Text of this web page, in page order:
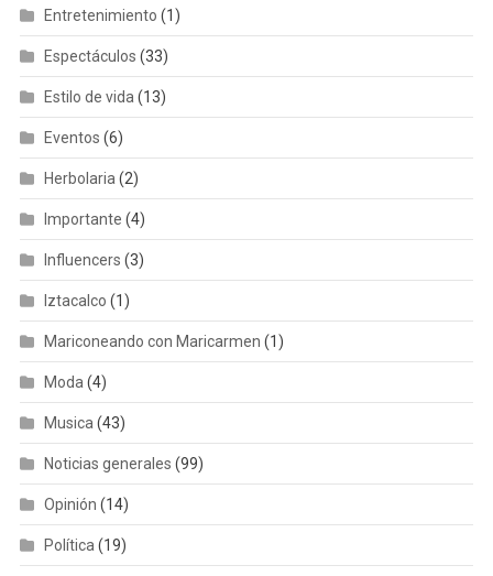
Entretenimiento (1)
Espectáculos (33)
Estilo de vida(13)
Eventos (6)
Herbolaria(2)
Importante (4)
Influencers (3)
Iztacalco (1)
Mariconeando con Maricarmen (1)
Moda(4)
Musica(43)
Noticias generales (99)
Opinión (14)
Política(19)